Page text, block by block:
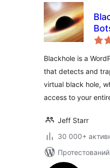
Blackhole is a
that detects and
virtual black hole,
access to your
Jeff Starr
30 000+